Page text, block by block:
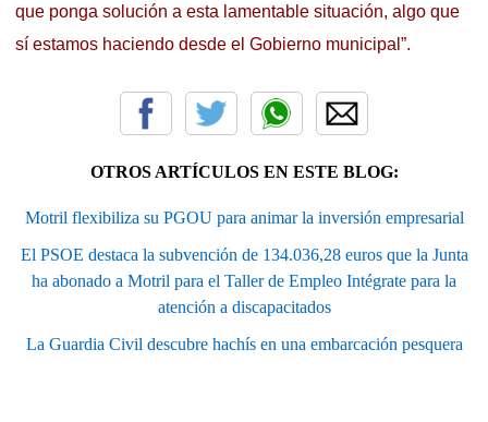
que ponga solución a esta lamentable situación, algo que
sí estamos haciendo desde el Gobierno municipal”.
OTROS ARTÍCULOS EN ESTE BLOG:
Motril flexibiliza su PGOU para animar la inversión empresarial
El PSOE destaca la subvención de 134.036,28 euros que la Junta
ha abonado a Motril para el Taller de Empleo Intégrate para la
atención a discapacitados
La Guardia Civil descubre hachís en una embarcación pesquera